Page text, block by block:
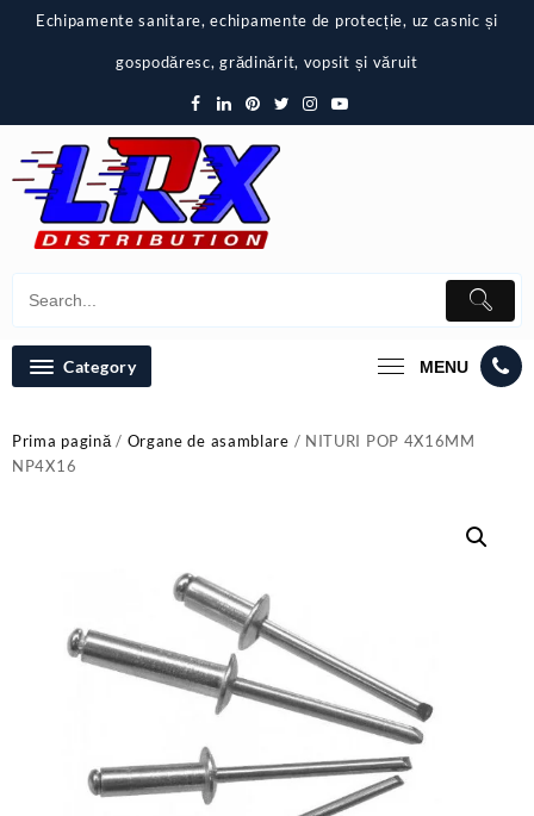
Echipamente sanitare, echipamente de protecție, uz casnic și
gospodăresc, grădinărit, vopsit și văruit
Category MENU
Prima pagină/ Organe de asamblare / NITURI POP 4X16MM
NP4X16